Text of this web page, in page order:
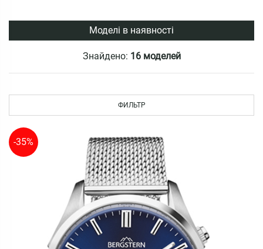
Моделі в наявності
Знайдено: 16 моделей
ФИЛЬТР
-35%